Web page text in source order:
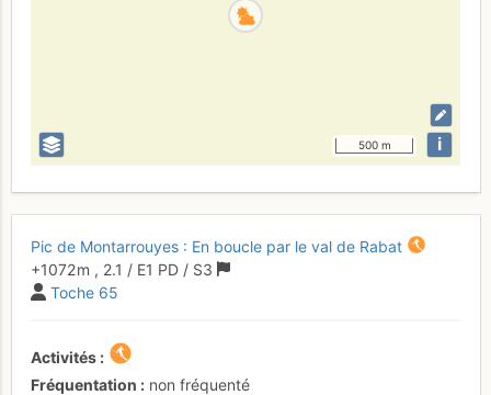
500 m i
Pic de Montarrouyes : En boucle par le val de Rabat
+1072 m , 2.1 / E1 PD / S3
Toche 65
Activités
Fréquentation
non fréquenté